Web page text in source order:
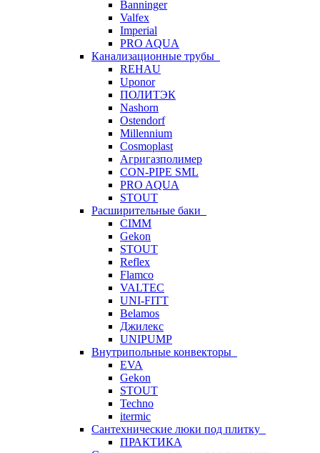
Banninger
Valfex
Imperial
PRO AQUA
Канализационные трубы
REHAU
Uponor
ПОЛИТЭК
Nashorn
Ostendorf
Millennium
Cosmoplast
Агригазполимер
CON-PIPE SML
PRO AQUA
STOUT
Расширительные баки
CIMM
Gekon
STOUT
Reflex
Flamco
VALTEC
UNI-FITT
Belamos
Джилекс
UNIPUMP
Внутрипольные конвекторы
EVA
Gekon
STOUT
Techno
itermic
Сантехнические люки под плитку
ПРАКТИКА